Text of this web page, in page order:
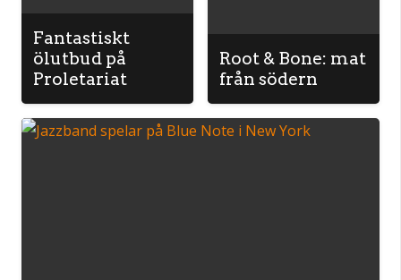
Fantastiskt
ölutbud på
Proletariat
Root & Bone: mat
från södern